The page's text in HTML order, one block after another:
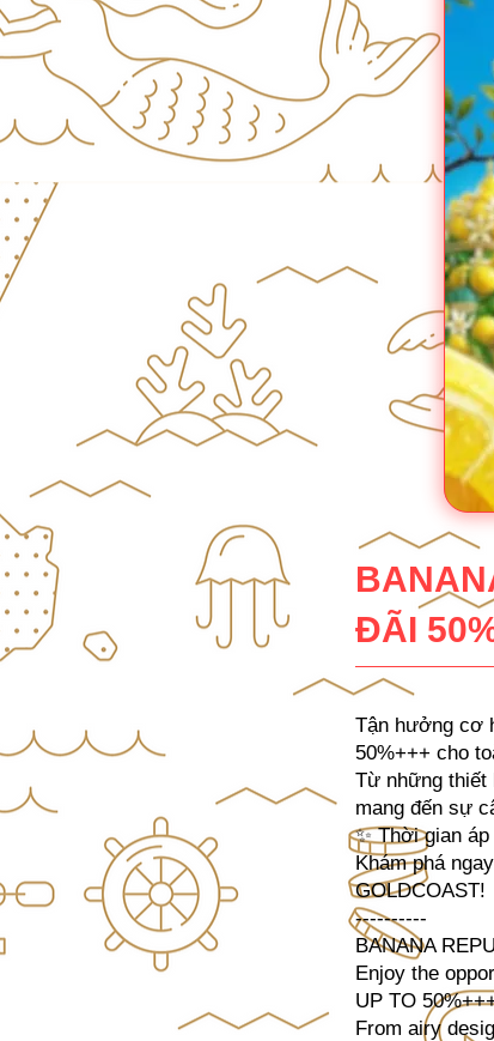
ĐÃI
Tận hưởng cơ
50%+++ cho
Từ những thiết
mang đến sự
✨ Thời gian
Khám phá
GOLDCOAST!
----------
BANANA
Enjoy the
UP TO
From airy